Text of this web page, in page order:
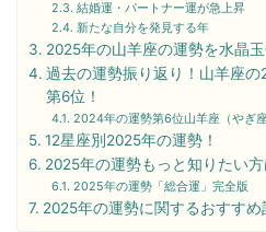
結婚運・パートナー運が急上昇
新たな自分を発見する年
2025年の山羊座の運勢を水晶
過去の運勢振り返り！山羊座
第6位！
2024年の運勢第6位山羊座（やぎ座
12星座別2025年の運勢！
2025年の運勢もっと知りたい
2025年の運勢「総合運」完全版
2025年の運勢に関するおすすめ